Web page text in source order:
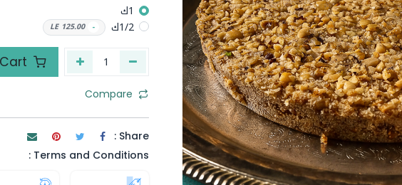
1ك
1/2ك
-
125.00
LE
Compare
Share :
Terms and Conditions :